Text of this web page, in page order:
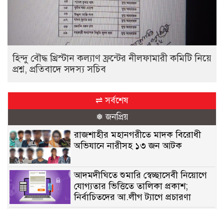
হিন্দু বৌদ্ধ খ্রিস্টান কল্যাণ ফ্রন্টের নীলফামারী কমিটি নিয়ে
প্রশ্ন, প্রতিবাদে সদস্য সচিব
⇌ সর্বশেষ
❅ জনপ্রিয়
রাজশাহীর মহানগরীতে মাদক বিরোধী
অভিযানে নারীসহ ১৩ জন আটক
আদমদীঘিতে শুমারি স্বেচ্ছাসেবী নিয়োগে
যোগ্যতার ভিত্তিতে তালিকা প্রকাশ;
নির্বাচিতদের আ.লীগ ট্যাগে প্রচারণা